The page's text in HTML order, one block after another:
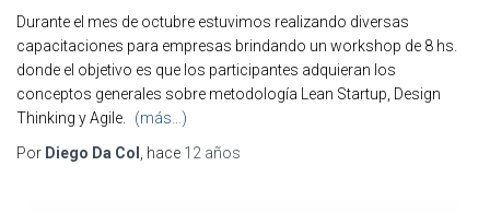
Durante el mes de octubre estuvimos realizando diversas
capacitaciones para empresas brindando un workshop de 8 hs.
donde el objetivo es que los participantes adquieran los
conceptos generales sobre metodología Lean Startup, Design
Thinking y Agile.
(más…)
Por Diego Da Col , hace 12 años